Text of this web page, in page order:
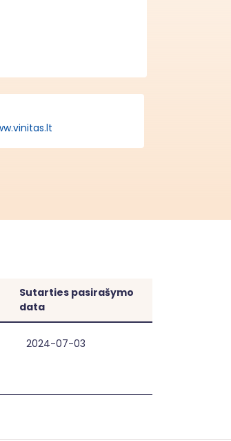
Sutarties pasirašymo
data
[[link]]
2024-07-03